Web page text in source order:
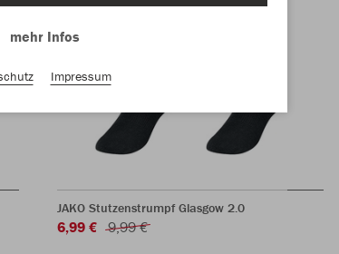
JAKO Stutzenstrumpf Glasgow 2.0
6,99 € 9,99 €
mehr Infos
Impressum